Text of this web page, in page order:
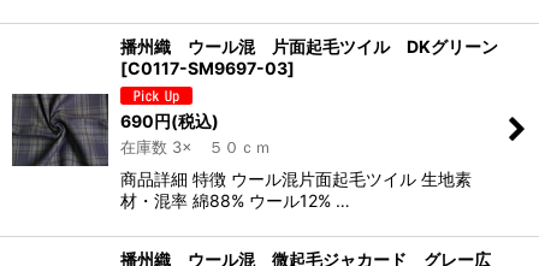
播州織 ウール混 片面起毛ツイル DKグリーン
[C0117-SM9697-03]
690円(税込)
在庫数 3× ５０ｃｍ
商品詳細 特徴 ウール混片面起毛ツイル 生地素
材・混率 綿88% ウール12% …
播州織 ウール混 微起毛ジャカード グレー広